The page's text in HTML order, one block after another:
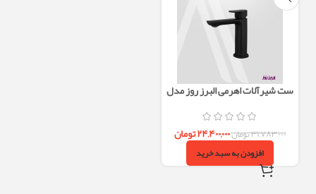
ست شیرآلات اهرمی البرز روز مدل
۳۱,۷۸۳,۰۰۰تومان۲۴,۴۰۰,۰۰۰تومان
افزودن به سبد خرید